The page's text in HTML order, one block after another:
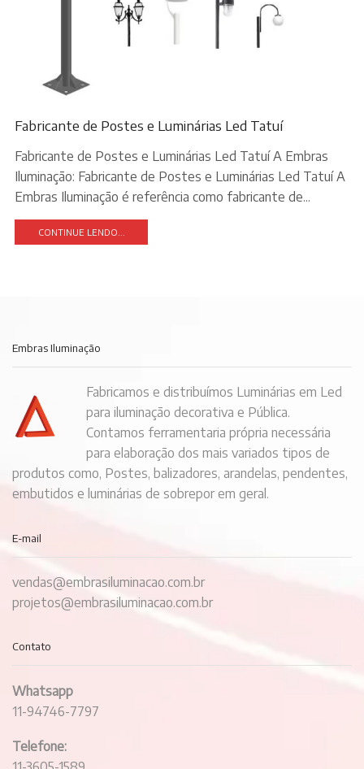
Fabricante de Postes e Luminárias Led Tatuí
Fabricante de Postes e Luminárias Led Tatuí A Embras
Iluminação: Fabricante de Postes e Luminárias Led Tatuí A
Embras Iluminação é referência como fabricante de...
CONTINUE LENDO...
Embras Iluminação
Fabricamos e distribuímos Luminárias em Led
para iluminação decorativa e Pública.
Contamos ferramentaria própria necessária
para elaboração dos mais variados tipos de
produtos como, Postes, balizadores, arandelas, pendentes,
embutidos e luminárias de sobrepor em geral.
E-mail
vendas@embrasiluminacao.com.br
projetos@embrasiluminacao.com.br
Contato
Whatsapp
11-94746-7797
Telefone: